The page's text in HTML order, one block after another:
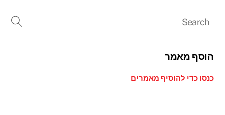
הוסף מאמר
כנסו כדי להוסיף מאמרים